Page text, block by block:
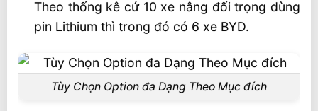
Liên hệ mua sản phẩm
Theo thống kê cứ 10 xe nâng đối trọng dùng
pin Lithium thì trong đó có 6 xe BYD.
Tùy Chọn Option đa Dạng Theo Mục đích